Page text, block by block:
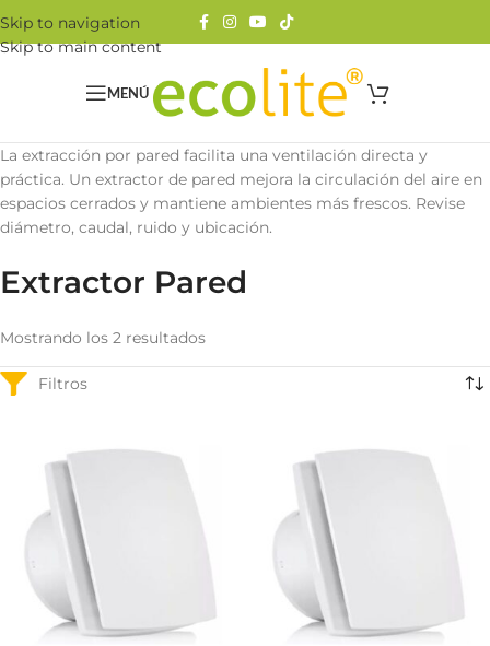
Skip to navigation
Skip to main content
MENÚ
La extracción por pared facilita una ventilación directa y
práctica. Un extractor de pared mejora la circulación del aire en
espacios cerrados y mantiene ambientes más frescos. Revise
diámetro, caudal, ruido y ubicación.
Extractor Pared
Mostrando los 2 resultados